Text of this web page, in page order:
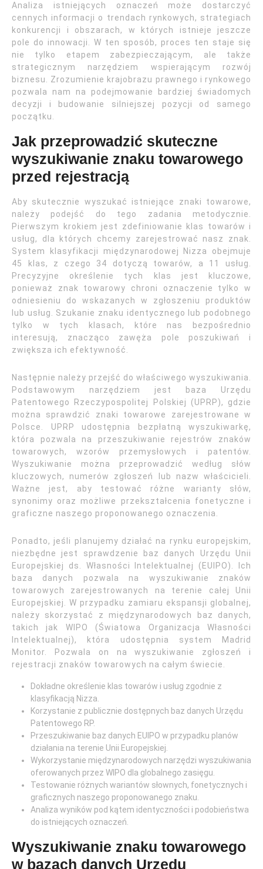
Analiza istniejących oznaczeń może dostarczyć
cennych informacji o trendach rynkowych, strategiach
konkurencji i obszarach, w których istnieje jeszcze
pole do innowacji. W ten sposób, proces ten staje się
nie tylko etapem zabezpieczającym, ale także
strategicznym narzędziem wspierającym rozwój
biznesu. Zrozumienie krajobrazu prawnego i rynkowego
pozwala nam na podejmowanie bardziej świadomych
decyzji i budowanie silniejszej pozycji od samego
początku.
Jak przeprowadzić skuteczne
wyszukiwanie znaku towarowego
przed rejestracją
Aby skutecznie wyszukać istniejące znaki towarowe,
należy podejść do tego zadania metodycznie.
Pierwszym krokiem jest zdefiniowanie klas towarów i
usług, dla których chcemy zarejestrować nasz znak.
System klasyfikacji międzynarodowej Nizza obejmuje
45 klas, z czego 34 dotyczą towarów, a 11 usług.
Precyzyjne określenie tych klas jest kluczowe,
ponieważ znak towarowy chroni oznaczenie tylko w
odniesieniu do wskazanych w zgłoszeniu produktów
lub usług. Szukanie znaku identycznego lub podobnego
tylko w tych klasach, które nas bezpośrednio
interesują, znacząco zawęża pole poszukiwań i
zwiększa ich efektywność.
Następnie należy przejść do właściwego wyszukiwania.
Podstawowym narzędziem jest baza Urzędu
Patentowego Rzeczypospolitej Polskiej (UPRP), gdzie
można sprawdzić znaki towarowe zarejestrowane w
Polsce. UPRP udostępnia bezpłatną wyszukiwarkę,
która pozwala na przeszukiwanie rejestrów znaków
towarowych, wzorów przemysłowych i patentów.
Wyszukiwanie można przeprowadzić według słów
kluczowych, numerów zgłoszeń lub nazw właścicieli.
Ważne jest, aby testować różne warianty słów,
synonimy oraz możliwe przekształcenia fonetyczne i
graficzne naszego proponowanego oznaczenia.
Ponadto, jeśli planujemy działać na rynku europejskim,
niezbędne jest sprawdzenie baz danych Urzędu Unii
Europejskiej ds. Własności Intelektualnej (EUIPO). Ich
baza danych pozwala na wyszukiwanie znaków
towarowych zarejestrowanych na terenie całej Unii
Europejskiej. W przypadku zamiaru ekspansji globalnej,
należy skorzystać z międzynarodowych baz danych,
takich jak WIPO (Światowa Organizacja Własności
Intelektualnej), która udostępnia system Madrid
Monitor. Pozwala on na wyszukiwanie zgłoszeń i
rejestracji znaków towarowych na całym świecie.
Dokładne określenie klas towarów i usług zgodnie z
klasyfikacją Nizza.
Korzystanie z publicznie dostępnych baz danych Urzędu
Patentowego RP.
Przeszukiwanie baz danych EUIPO w przypadku planów
działania na terenie Unii Europejskiej.
Wykorzystanie międzynarodowych narzędzi wyszukiwania
oferowanych przez WIPO dla globalnego zasięgu.
Testowanie różnych wariantów słownych, fonetycznych i
graficznych naszego proponowanego znaku.
Analiza wyników pod kątem identyczności i podobieństwa
do istniejących oznaczeń.
Wyszukiwanie znaku towarowego
w bazach danych Urzędu